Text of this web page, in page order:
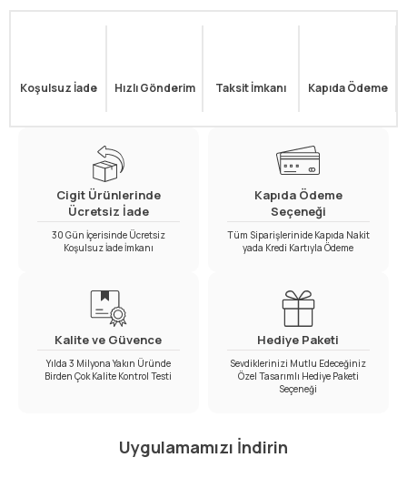
Koşulsuz İade Hızlı Gönderim Taksit İmkanı Kapıda Ödeme
Cigit Ürünlerinde
Ücretsiz İade
30 Gün İçerisinde Ücretsiz
Koşulsuz İade İmkanı
Kapıda Ödeme
Seçeneği
Tüm Siparişlerinide Kapıda Nakit
yada Kredi Kartıyla Ödeme
Kalite ve Güvence
Yılda 3 Milyona Yakın Üründe
Birden Çok Kalite Kontrol Testi
Hediye Paketi
Sevdiklerinizi Mutlu Edeceğiniz
Özel Tasarımlı Hediye Paketi
Seçeneği
Uygulamamızı İndirin